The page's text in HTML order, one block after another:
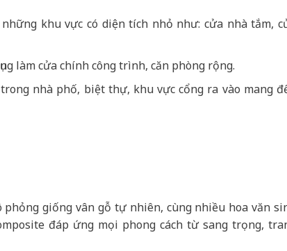
khu vực có diện tích nhỏ như: cửa nhà tắm,
làm cửa chính công trình, căn phòng rộng.
nhà phố, biệt thự, khu vực cổng ra vào mang
giống vân gỗ tự nhiên, cùng nhiều hoa văn
đáp ứng mọi phong cách từ sang trọng,